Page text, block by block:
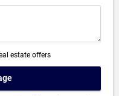
estate offers